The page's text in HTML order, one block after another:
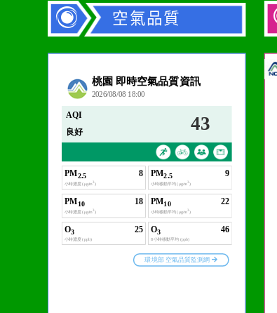
空氣品質
在實現理想的路途
必須排除一切干擾
別是要看清那些
誘惑。